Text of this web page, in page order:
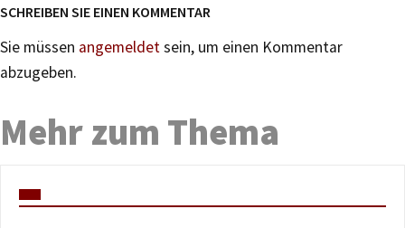
SCHREIBEN SIE EINEN KOMMENTAR
Sie müssen angemeldetsein, um einen Kommentar
abzugeben.
Mehr zum Thema